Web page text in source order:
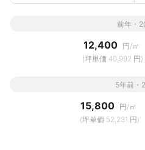
前年・
12,400 円/㎡
(坪単価 40,992 円)
5年前・
15,800 円/㎡
(坪単価 52,231 円)